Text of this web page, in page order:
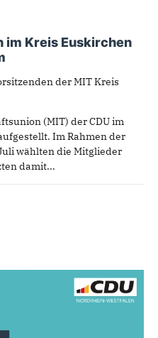
im Kreis Euskirchen
der MIT Kreis
(MIT) der CDU im
Im Rahmen der
wählten die Mitglieder
damit...